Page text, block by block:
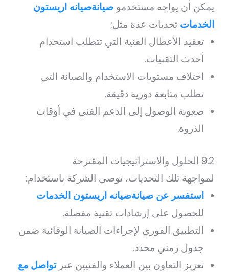
يمكن أن يواجه مستخدموصيانةصيانه اريستون
الخدمات تحديات عدة مثل:
تعقيد الأعطال الفنية التي تتطلب استخدام
أحدث التقنيات.
اختلاف مستويات الاستخدام والصيانة التي
تطلب متابعة دورية دقيقة.
صعوبة الوصول إلى الدعم الفني في أوقات
الذروة.
9.2 الحلول والاستراتيجيات المقترحة
لمواجهة تلك التحديات، توصي الشركة باستخدام:
استفسر عن صيانةصيانه اريستون الخدمات
للحصول على إرشادات تقنية مفصلة.
التطبيق الفوري لإجراءات الصيانة الوقائية ضمن
جدول زمني محدد.
تعزيز التعاون بين العملاء والفنيين عبرتواصل مع